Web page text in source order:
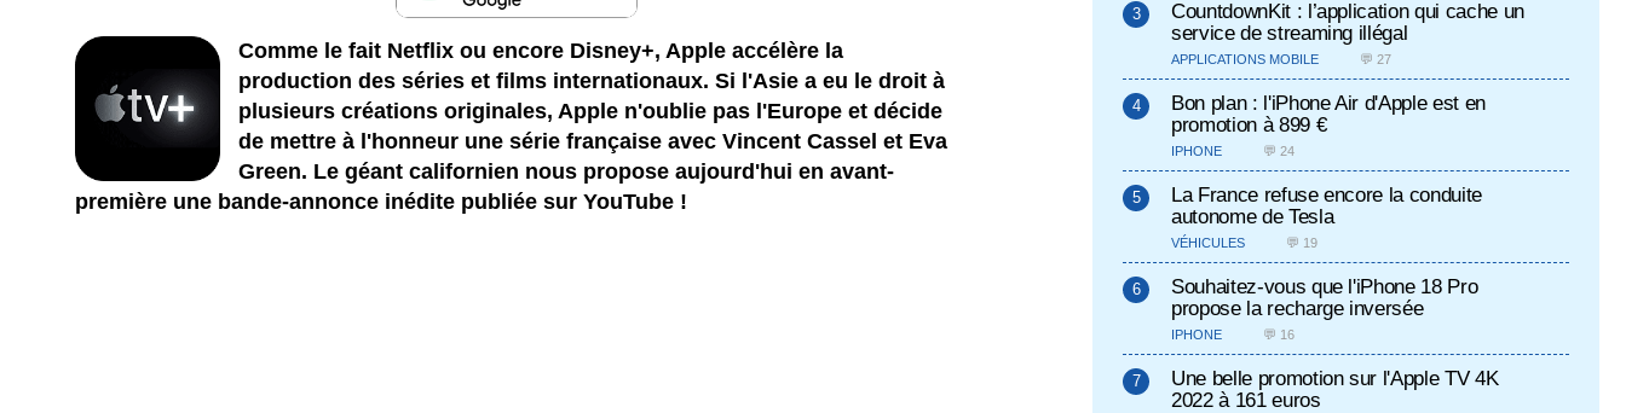
Comme le fait Netflix ou encore Disney+, Apple accélère la
production des séries et films internationaux. Si l'Asie a eu le droit à
plusieurs créations originales, Apple n'oublie pas l'Europe et décide
de mettre à l'honneur une série française avec Vincent Cassel et Eva
Green. Le géant californien nous propose aujourd'hui en avant-
première une bande-annonce inédite publiée sur YouTube !
CountdownKit : l’application qui cache un
service de streaming illégal
APPLICATIONS MOBILE 💬 27
Bon plan : l'iPhone Air d'Apple est en
promotion à 899 €
IPHONE 💬 24
La France refuse encore la conduite
autonome de Tesla
VÉHICULES 💬 19
Souhaitez-vous que l'iPhone 18 Pro
propose la recharge inversée
IPHONE 💬 16
Une belle promotion sur l'Apple TV 4K
2022 à 161 euros